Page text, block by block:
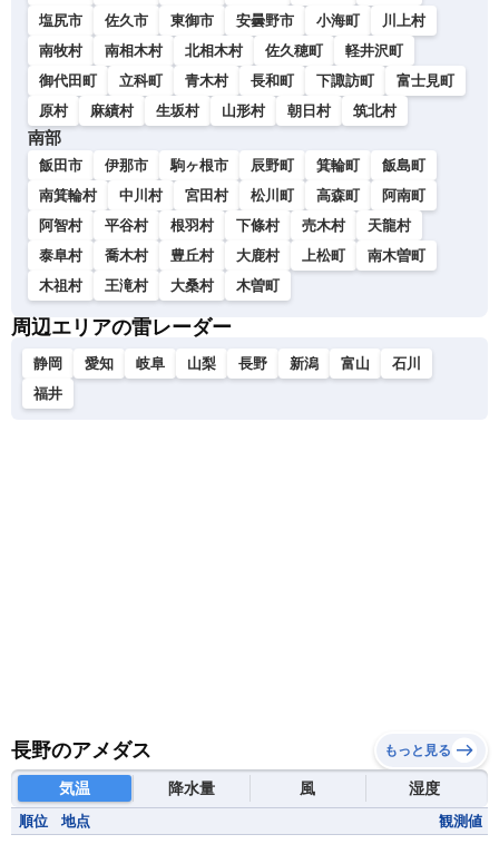
塩尻市
佐久市 東御市 安曇野市 小海町
川上村
南牧村
南相木村 北相木村 佐久穂町
軽井沢町
御代田町
立科町 青木村 長和町 下諏訪町
富士見町
原村
麻績村 生坂村 山形村 朝日村 筑北村
南部
飯田市 伊那市 駒ヶ根市 辰野町 箕輪町
飯島町
南箕輪村
中川村 宮田村 松川町 高森町
阿南町
阿智村
平谷村 根羽村 下條村 売木村
天龍村
泰阜村
喬木村 豊丘村 大鹿村 上松町
南木曽町
木祖村
王滝村 大桑村 木曽町
周辺エリアの雷レーダー
静岡 愛知 岐阜 山梨 長野 新潟 富山
石川
福井
長野のアメダス もっと見る
気温 降水量 風 湿度
順位 地点 観測値